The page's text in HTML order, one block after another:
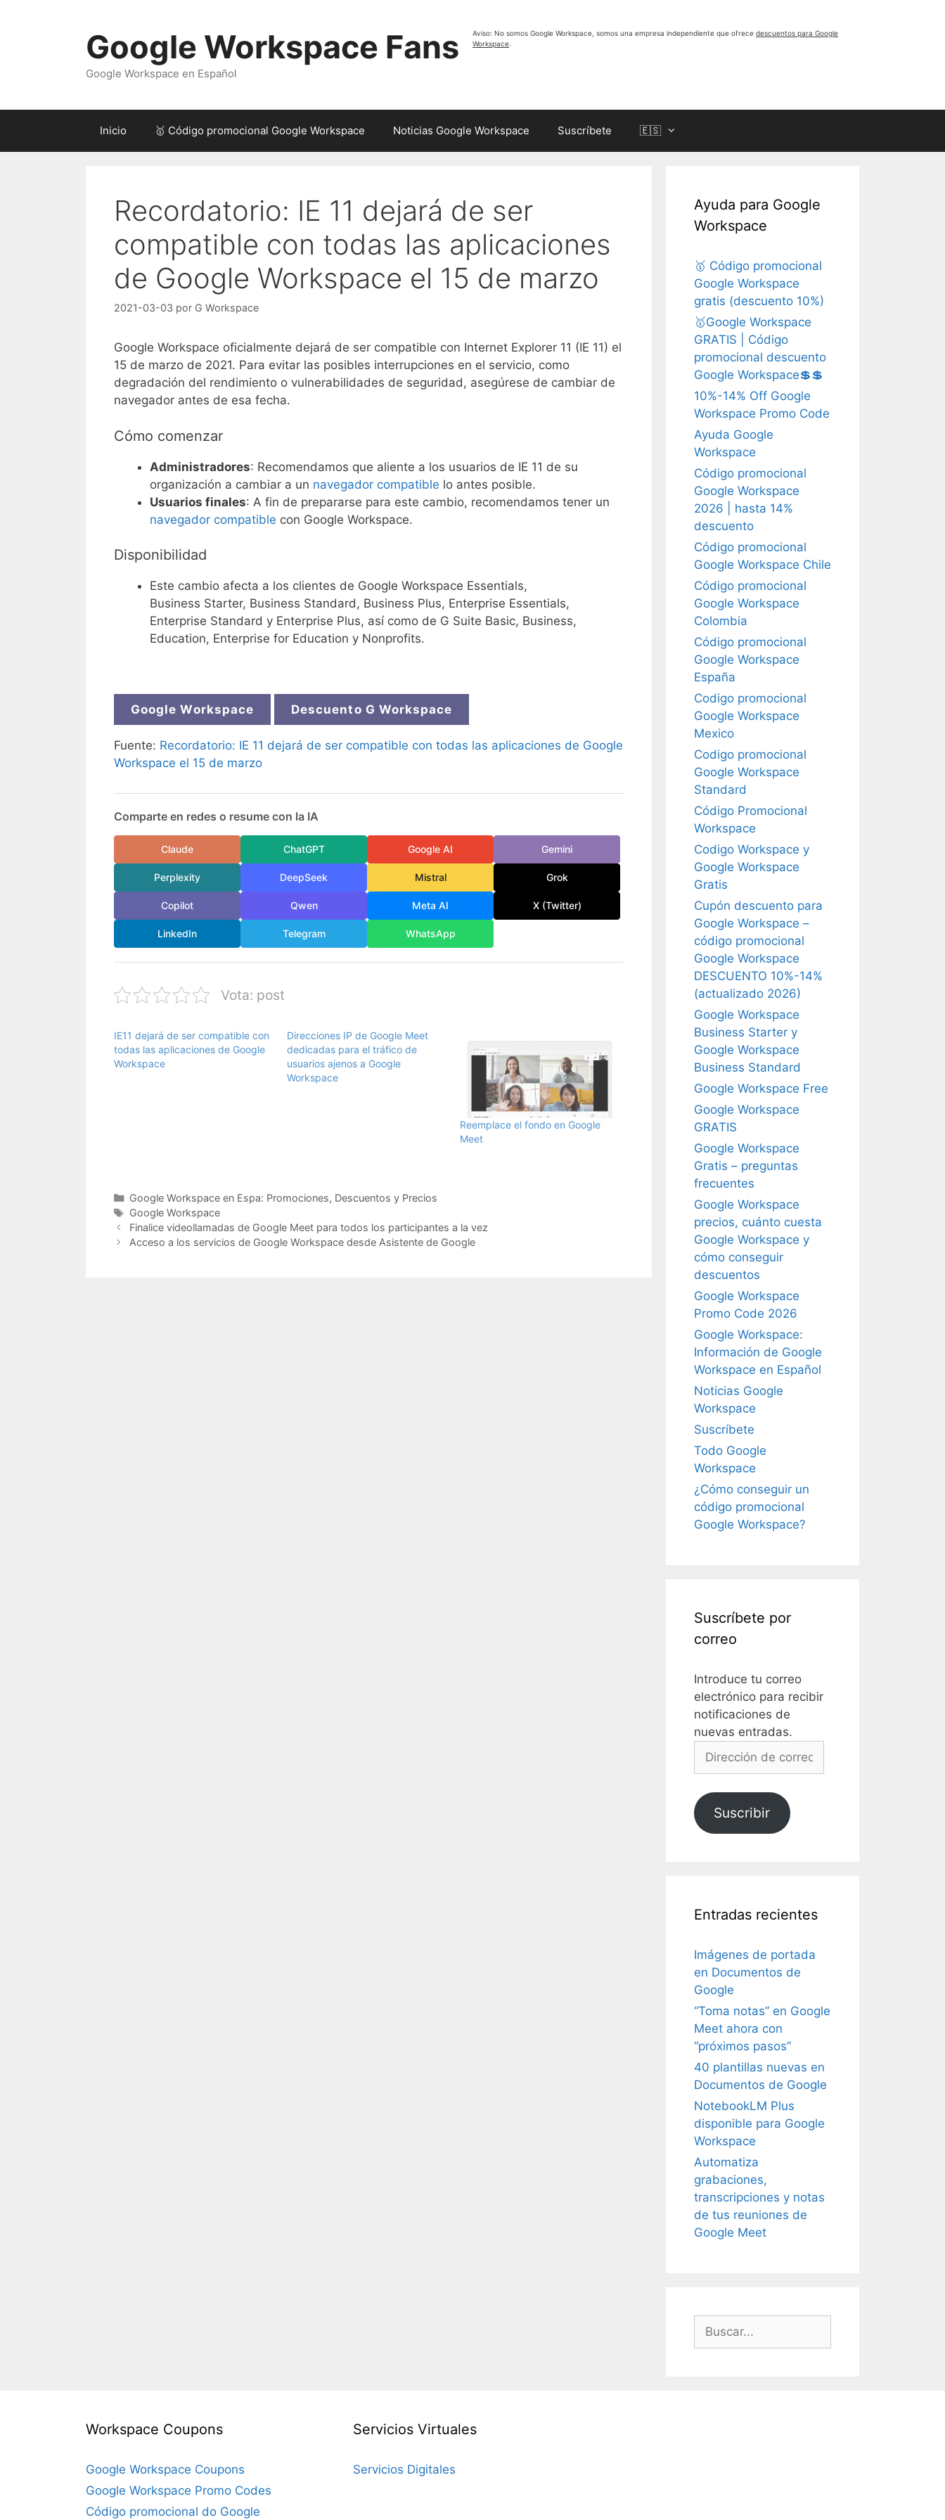
Aviso: No somos Google Workspace, somos una empresa independiente que ofrece descuentos para Google
Workspace
Google Workspace Fans
Google Workspace en Español
Inicio 🥇 Código promocional Google Workspace Noticias Google Workspace Suscríbete 🇪🇸
Recordatorio: IE 11 dejará de ser
compatible con todas las aplicaciones
de Google Workspace el 15 de marzo
2021-03-03 por G Workspace
Google Workspace oficialmente dejará de ser compatible con Internet Explorer 11 (IE 11) el
15 de marzo de 2021. Para evitar las posibles interrupciones en el servicio, como
degradación del rendimiento o vulnerabilidades de seguridad, asegúrese de cambiar de
navegador antes de esa fecha.
Cómo comenzar
Administradores: Recomendamos que aliente a los usuarios de IE 11 de su
organización a cambiar a un navegador compatible lo antes posible.
Usuarios finales: A fin de prepararse para este cambio, recomendamos tener un
navegador compatible con Google Workspace.
Disponibilidad
Este cambio afecta a los clientes de Google Workspace Essentials,
Business Starter, Business Standard, Business Plus, Enterprise Essentials,
Enterprise Standard y Enterprise Plus, así como de G Suite Basic, Business,
Education, Enterprise for Education y Nonprofits.
Google Workspace Descuento G Workspace
Fuente: Recordatorio: IE 11 dejará de ser compatible con todas las aplicaciones de Google
Workspace el 15 de marzo
Comparte en redes o resume con la IA
Claude ChatGPT Google AI Gemini
Perplexity DeepSeek Mistral Grok
Copilot Qwen Meta AI X (Twitter)
LinkedIn Telegram WhatsApp
Vota: post
IE11 dejará de ser compatible con
todas las aplicaciones de Google
Workspace
Direcciones IP de Google Meet
dedicadas para el tráfico de
usuarios ajenos a Google
Workspace
Reemplace el fondo en Google
Meet
Categorías
Google Workspace en Espa: Promociones, Descuentos y Precios
Etiquetas
Google Workspace
Finalice videollamadas de Google Meet para todos los participantes a la vez
Acceso a los servicios de Google Workspace desde Asistente de Google
Ayuda para Google
Workspace
🥇 Código promocional
Google Workspace
gratis (descuento 10%)
🥇Google Workspace
GRATIS | Código
promocional descuento
Google Workspace💲💲
10%-14% Off Google
Workspace Promo Code
Ayuda Google
Workspace
Código promocional
Google Workspace
2026 | hasta 14%
descuento
Código promocional
Google Workspace Chile
Código promocional
Google Workspace
Colombia
Código promocional
Google Workspace
España
Codigo promocional
Google Workspace
Mexico
Codigo promocional
Google Workspace
Standard
Código Promocional
Workspace
Codigo Workspace y
Google Workspace
Gratis
Cupón descuento para
Google Workspace –
código promocional
Google Workspace
DESCUENTO 10%-14%
(actualizado 2026)
Google Workspace
Business Starter y
Google Workspace
Business Standard
Google Workspace Free
Google Workspace
GRATIS
Google Workspace
Gratis – preguntas
frecuentes
Google Workspace
precios, cuánto cuesta
Google Workspace y
cómo conseguir
descuentos
Google Workspace
Promo Code 2026
Google Workspace:
Información de Google
Workspace en Español
Noticias Google
Workspace
Suscríbete
Todo Google
Workspace
¿Cómo conseguir un
código promocional
Google Workspace?
Suscríbete por
correo
Introduce tu correo
electrónico para recibir
notificaciones de
nuevas entradas.
Dirección
electrónico
Suscribir
Entradas recientes
Imágenes de portada
en Documentos de
Google
“Toma notas” en Google
Meet ahora con
“próximos pasos”
40 plantillas nuevas en
Documentos de Google
NotebookLM Plus
disponible para Google
Workspace
Automatiza
grabaciones,
transcripciones y notas
de tus reuniones de
Google Meet
Buscar:
Workspace Coupons
Google Workspace Coupons
Google Workspace Promo Codes
Código promocional do Google
Servicios Virtuales
Servicios Digitales